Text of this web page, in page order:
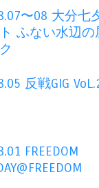
〜08 大分七
ふない水辺の
反戦GIG
FREEDOM